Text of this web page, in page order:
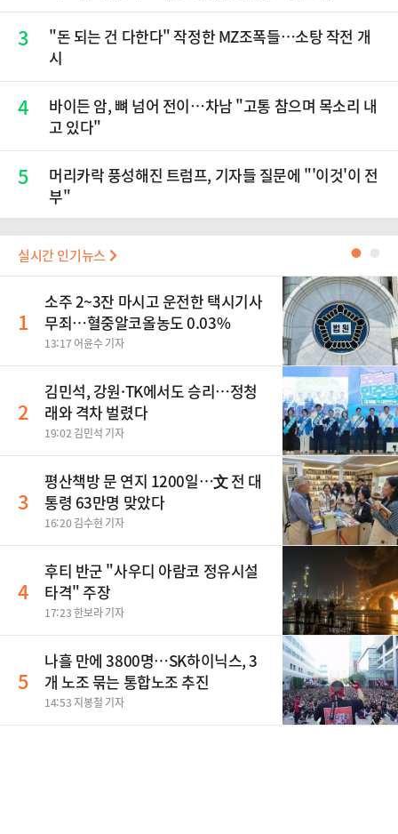
3
"돈 되는 건 다한다" 작정한 MZ조폭들…소탕 작전 개
시
4
바이든 암, 뼈 넘어 전이…차남 "고통 참으며 목소리 내
고 있다"
5
머리카락 풍성해진 트럼프, 기자들 질문에 "'이것'이 전
부"
실시간 인기뉴스 ●
1
소주 2~3잔 마시고 운전한 택시기사
무죄…혈중알코올농도 0.03%
13:17 어윤수 기자
2
김민석, 강원·TK에서도 승리…정청
래와 격차 벌렸다
19:02 김민석 기자
3
평산책방 문 연지 1200일…文 전 대
통령 63만명 맞았다
16:20 김수현 기자
4
후티 반군 "사우디 아람코 정유시설
타격" 주장
17:23 한보라 기자
5
나흘 만에 3800명…SK하이닉스, 3
개 노조 묶는 통합노조 추진
14:53 지봉철 기자